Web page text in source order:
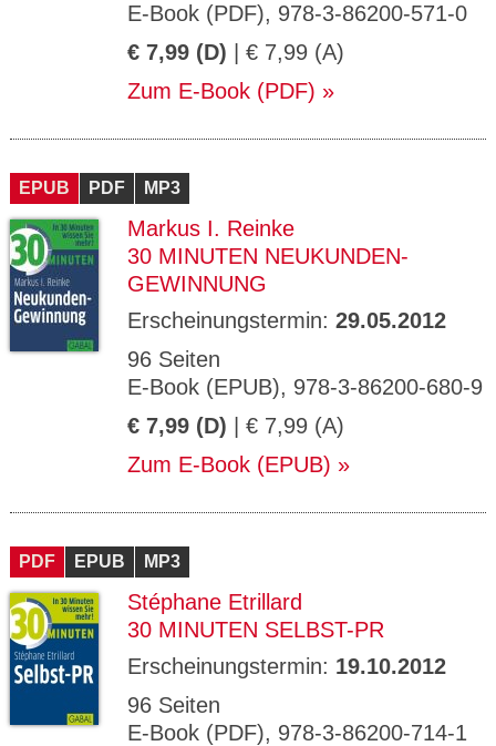
E-Book (PDF), 978-3-86200-571-0
€ 7,99 (D) | € 7,99 (A)
Zum E-Book (PDF)
EPUB PDF MP3
Markus I. Reinke
30 MINUTEN NEUKUNDEN-
GEWINNUNG
Erscheinungstermin: 29.05.2012
96 Seiten
E-Book (EPUB), 978-3-86200-680-9
€ 7,99 (D) | € 7,99 (A)
Zum E-Book (EPUB)
PDF EPUB MP3
Stéphane Etrillard
30 MINUTEN SELBST-PR
Erscheinungstermin: 19.10.2012
96 Seiten
E-Book (PDF), 978-3-86200-714-1